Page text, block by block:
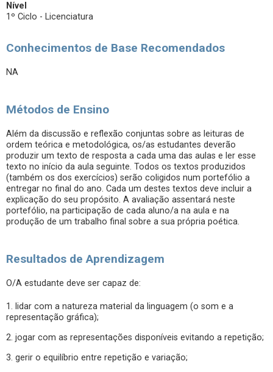
Nível
1º Ciclo - Licenciatura
Conhecimentos de Base Recomendados
NA
Métodos de Ensino
Além da discussão e reflexão conjuntas sobre as leituras de
ordem teórica e metodológica, os/as estudantes deverão
produzir um texto de resposta a cada uma das aulas e ler esse
texto no início da aula seguinte. Todos os textos produzidos
(também os dos exercícios) serão coligidos num portefólio a
entregar no final do ano. Cada um destes textos deve incluir a
explicação do seu propósito. A avaliação assentará neste
portefólio, na participação de cada aluno/a na aula e na
produção de um trabalho final sobre a sua própria poética.
Resultados de Aprendizagem
O/A estudante deve ser capaz de:
1. lidar com a natureza material da linguagem (o som e a
representação gráfica);
2. jogar com as representações disponíveis evitando a repetição;
3. gerir o equilíbrio entre repetição e variação;